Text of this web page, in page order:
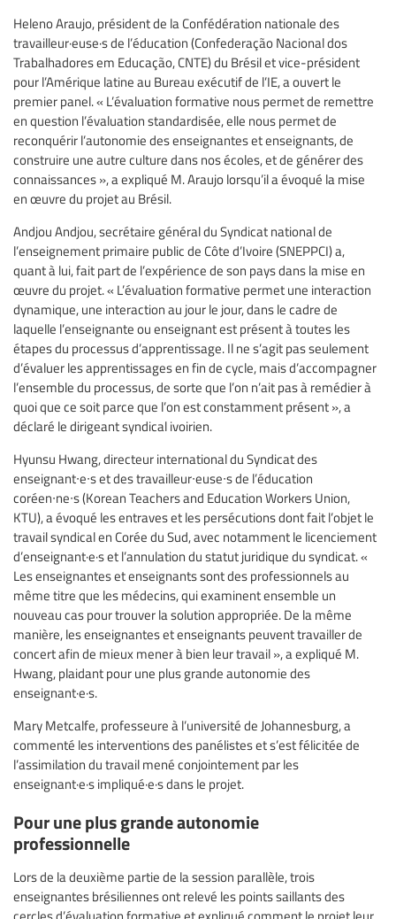
Heleno Araujo, président de la Confédération nationale des
travailleur·euse·s de l’éducation (Confederação Nacional dos
Trabalhadores em Educação, CNTE) du Brésil et vice-président
pour l’Amérique latine au Bureau exécutif de l’IE, a ouvert le
premier panel. « L’évaluation formative nous permet de remettre
en question l’évaluation standardisée, elle nous permet de
reconquérir l’autonomie des enseignantes et enseignants, de
construire une autre culture dans nos écoles, et de générer des
connaissances », a expliqué M. Araujo lorsqu’il a évoqué la mise
en œuvre du projet au Brésil.
Andjou Andjou, secrétaire général du Syndicat national de
l’enseignement primaire public de Côte d’Ivoire (SNEPPCI) a,
quant à lui, fait part de l’expérience de son pays dans la mise en
œuvre du projet. « L’évaluation formative permet une interaction
dynamique, une interaction au jour le jour, dans le cadre de
laquelle l’enseignante ou enseignant est présent à toutes les
étapes du processus d’apprentissage. Il ne s’agit pas seulement
d’évaluer les apprentissages en fin de cycle, mais d’accompagner
l’ensemble du processus, de sorte que l’on n’ait pas à remédier à
quoi que ce soit parce que l’on est constamment présent », a
déclaré le dirigeant syndical ivoirien.
Hyunsu Hwang, directeur international du Syndicat des
enseignant∙e∙s et des travailleur∙euse∙s de l’éducation
coréen∙ne∙s (Korean Teachers and Education Workers Union,
KTU), a évoqué les entraves et les persécutions dont fait l’objet le
travail syndical en Corée du Sud, avec notamment le licenciement
d’enseignant·e·s et l’annulation du statut juridique du syndicat. «
Les enseignantes et enseignants sont des professionnels au
même titre que les médecins, qui examinent ensemble un
nouveau cas pour trouver la solution appropriée. De la même
manière, les enseignantes et enseignants peuvent travailler de
concert afin de mieux mener à bien leur travail », a expliqué M.
Hwang, plaidant pour une plus grande autonomie des
enseignant·e·s.
Mary Metcalfe, professeure à l’université de Johannesburg, a
commenté les interventions des panélistes et s’est félicitée de
l’assimilation du travail mené conjointement par les
enseignant·e·s impliqué·e·s dans le projet.
Pour une plus grande autonomie
professionnelle
Lors de la deuxième partie de la session parallèle, trois
enseignantes brésiliennes ont relevé les points saillants des